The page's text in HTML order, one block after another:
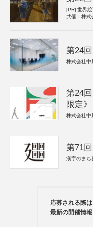
[PR] 世界
共催：株式
第24
株式会社中
第24
限定》
株式会社中
第71
漢字のまち
応募される際
最新の開催情報